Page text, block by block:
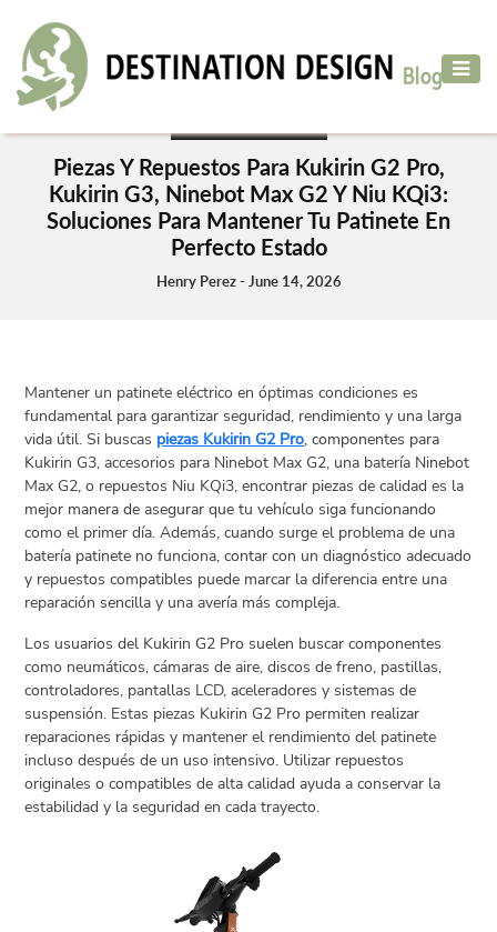
ADVENTURE
TRAVEL
TRAVEL
CAR
TO
VISIT
MORE
Open
menu
VACATION
PLANNING
TRAVEL
TIPS
CONTACT
US
Piezas Y Repuestos Para Kukirin G2 Pro,
Kukirin G3, Ninebot Max G2 Y Niu KQi3:
Soluciones Para Mantener Tu Patinete En
Perfecto Estado
Henry Perez - June 14, 2026
Mantener un patinete eléctrico en óptimas condiciones es
fundamental para garantizar seguridad, rendimiento y una larga
vida útil. Si buscas piezas Kukirin G2 Pro, componentes para
Kukirin G3, accesorios para Ninebot Max G2, una batería Ninebot
Max G2, o repuestos Niu KQi3, encontrar piezas de calidad es la
mejor manera de asegurar que tu vehículo siga funcionando
como el primer día. Además, cuando surge el problema de una
batería patinete no funciona, contar con un diagnóstico adecuado
y repuestos compatibles puede marcar la diferencia entre una
reparación sencilla y una avería más compleja.
Los usuarios del Kukirin G2 Pro suelen buscar componentes
como neumáticos, cámaras de aire, discos de freno, pastillas,
controladores, pantallas LCD, aceleradores y sistemas de
suspensión. Estas piezas Kukirin G2 Pro permiten realizar
reparaciones rápidas y mantener el rendimiento del patinete
incluso después de un uso intensivo. Utilizar repuestos
originales o compatibles de alta calidad ayuda a conservar la
estabilidad y la seguridad en cada trayecto.